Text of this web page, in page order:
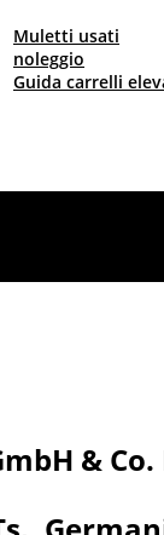
Muletti usati
noleggio
Guida carrelli
& Co.